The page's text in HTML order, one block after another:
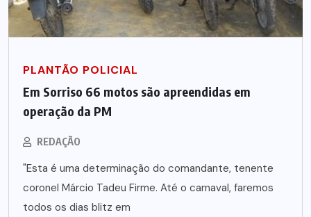
PLANTÃO POLICIAL
Em Sorriso 66 motos são apreendidas em
operação da PM
REDAÇÃO
"Esta é uma determinação do comandante, tenente
coronel Márcio Tadeu Firme. Até o carnaval, faremos
todos os dias blitz em